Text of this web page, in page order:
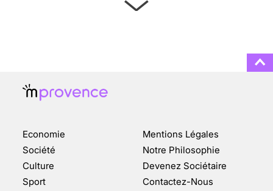
CHANGEMENT DE SEXE :
DES DEMANDES
TOUJOURS PLUS
NOMBREUSES
Economie
Société
Culture
Sport
Mentions Légales
Notre Philosophie
Devenez Sociétaire
Contactez-Nous